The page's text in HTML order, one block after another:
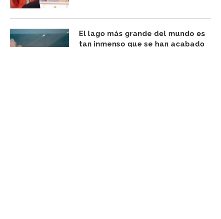
El lago más grande del mundo es
tan inmenso que se han acabado